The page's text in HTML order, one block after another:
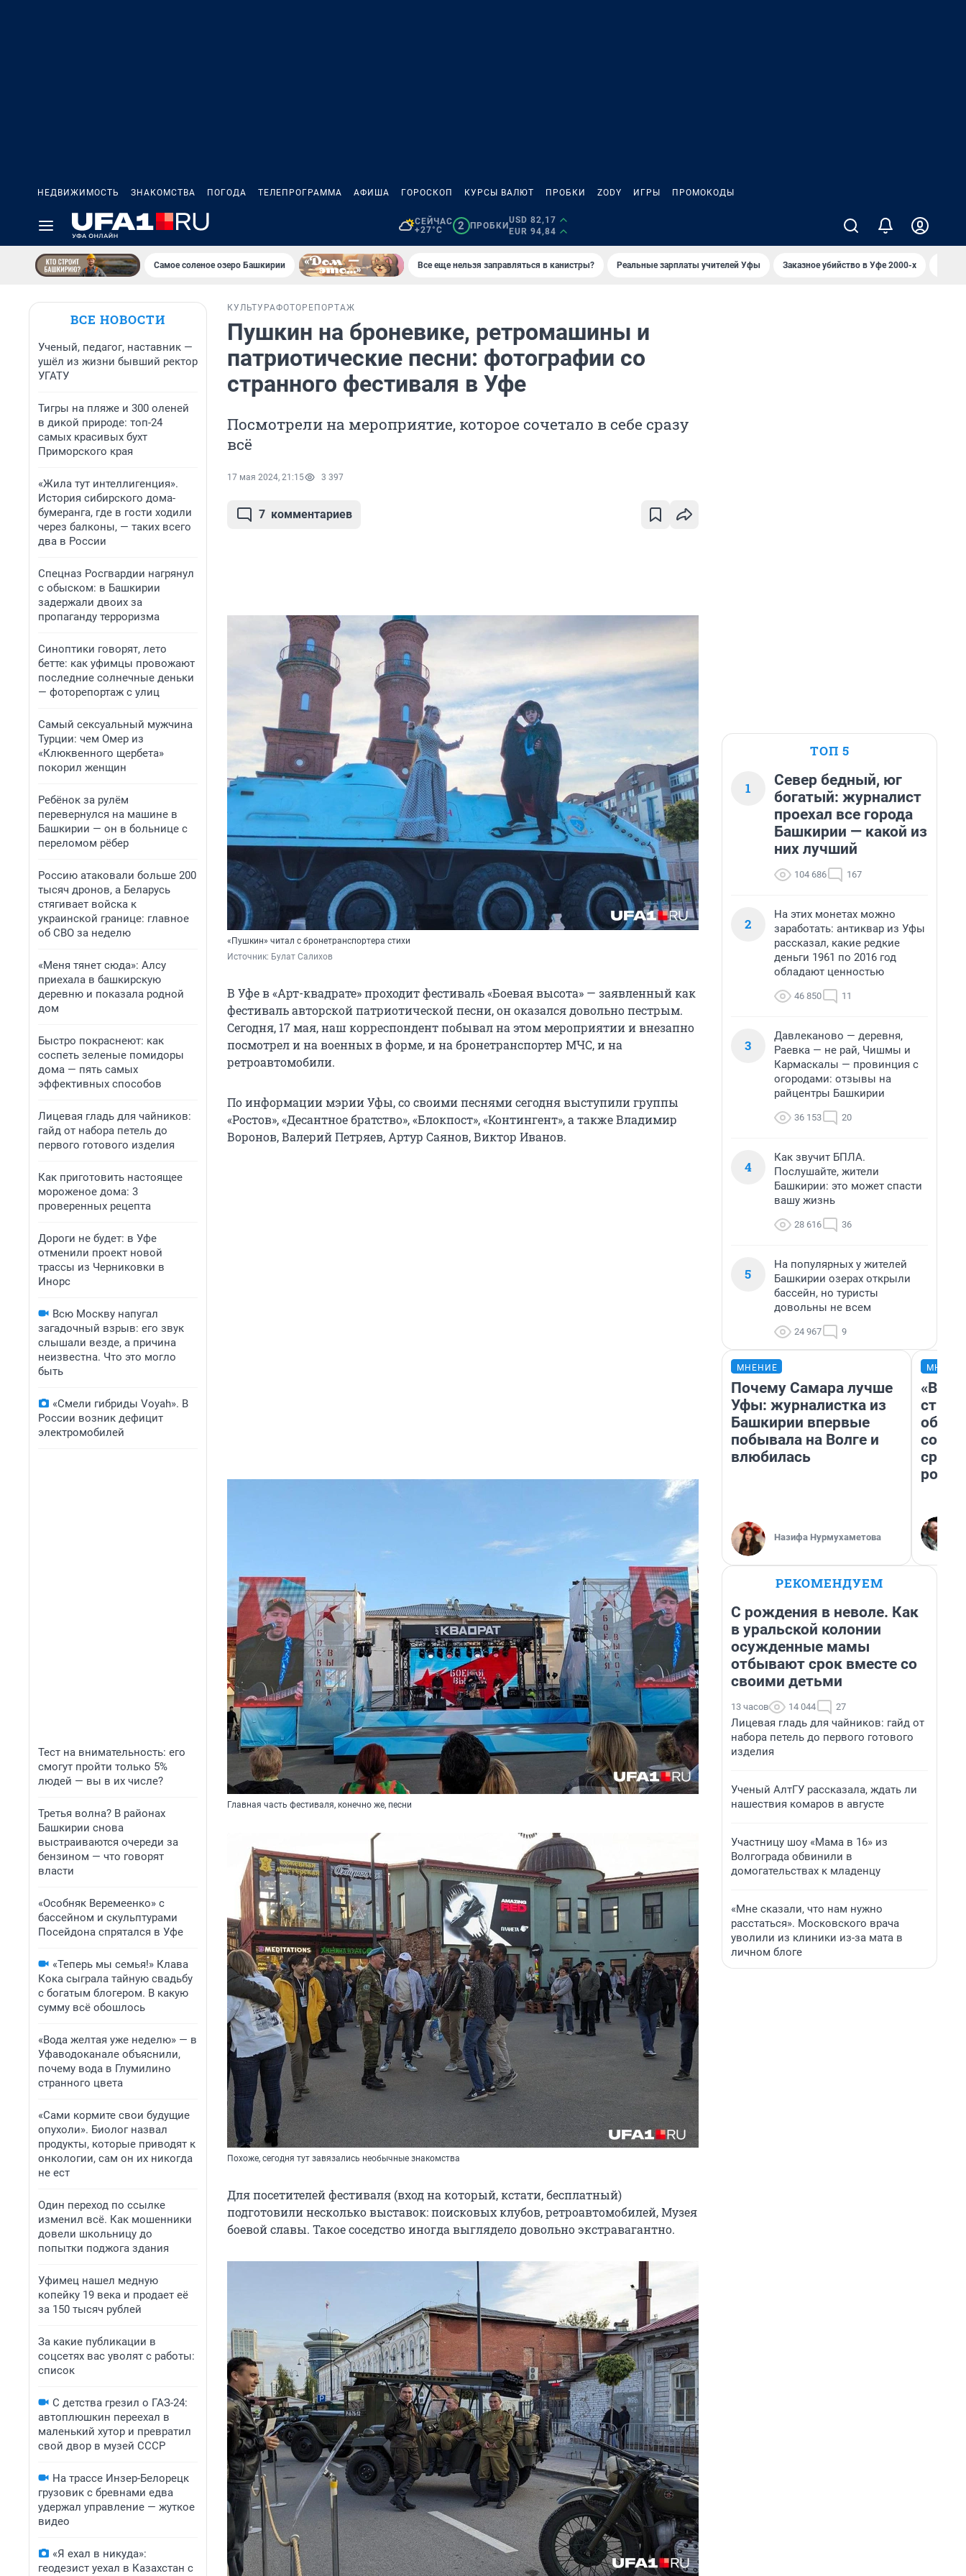
НЕДВИЖИМОСТЬ ЗНАКОМСТВА ПОГОДА ТЕЛЕПРОГРАММА АФИША ГОРОСКОП КУРСЫ ВАЛЮТ ПРОБКИ ZODY ИГРЫ ПРОМОКОДЫ
СЕЙЧАС
+27°C
2 ПРОБКИ
USD 82,17
EUR 94,84
Самое соленое озеро Башкирии Все еще нельзя заправляться в канистры? Реальные зарплаты учителей Уфы Заказное убийство в Уфе 2000-х
ВСЕ НОВОСТИ
Ученый, педагог, наставник —
ушёл из жизни бывший ректор
УГАТУ
Тигры на пляже и 300 оленей
в дикой природе: топ-24
самых красивых бухт
Приморского края
«Жила тут интеллигенция».
История сибирского дома-
бумеранга, где в гости ходили
через балконы, — таких всего
два в России
Спецназ Росгвардии нагрянул
с обыском: в Башкирии
задержали двоих за
пропаганду терроризма
Синоптики говорят, лето
бетте: как уфимцы провожают
последние солнечные деньки
— фоторепортаж с улиц
Самый сексуальный мужчина
Турции: чем Омер из
«Клюквенного щербета»
покорил женщин
Ребёнок за рулём
перевернулся на машине в
Башкирии — он в больнице с
переломом рёбер
Россию атаковали больше 200
тысяч дронов, а Беларусь
стягивает войска к
украинской границе: главное
об СВО за неделю
«Меня тянет сюда»: Алсу
приехала в башкирскую
деревню и показала родной
дом
Быстро покраснеют: как
соспеть зеленые помидоры
дома — пять самых
эффективных способов
Лицевая гладь для чайников:
гайд от набора петель до
первого готового изделия
Как приготовить настоящее
мороженое дома: 3
проверенных рецепта
Дороги не будет: в Уфе
отменили проект новой
трассы из Черниковки в
Инорс
Всю Москву напугал
загадочный взрыв: его звук
слышали везде, а причина
неизвестна. Что это могло
быть
«Смели гибриды Voyah». В
России возник дефицит
электромобилей
Тест на внимательность: его
смогут пройти только 5%
людей — вы в их числе?
Третья волна? В районах
Башкирии снова
выстраиваются очереди за
бензином — что говорят
власти
«Особняк Веремеенко» с
бассейном и скульптурами
Посейдона спрятался в Уфе
«Теперь мы семья!» Клава
Кока сыграла тайную свадьбу
с богатым блогером. В какую
сумму всё обошлось
«Вода желтая уже неделю» — в
Уфаводоканале объяснили,
почему вода в Глумилино
странного цвета
«Сами кормите свои будущие
опухоли». Биолог назвал
продукты, которые приводят к
онкологии, сам он их никогда
не ест
Один переход по ссылке
изменил всё. Как мошенники
довели школьницу до
попытки поджога здания
Уфимец нашел медную
копейку 19 века и продает её
за 150 тысяч рублей
За какие публикации в
соцсетях вас уволят с работы:
список
С детства грезил о ГАЗ-24:
автоплюшкин переехал в
маленький хутор и превратил
свой двор в музей СССР
На трассе Инзер-Белорецк
грузовик с бревнами едва
удержал управление — жуткое
видео
«Я ехал в никуда»:
геодезист уехал в Казахстан с
КУЛЬТУРАФОТОРЕПОРТАЖ
Пушкин на броневике, ретромашины и
патриотические песни: фотографии со
странного фестиваля в Уфе
Посмотрели на мероприятие, которое сочетало в себе сразу
всё
17 мая 2024, 21:15 3 397
7 комментариев
«Пушкин» читал с бронетранспортера стихи
Источник: Булат Салихов
В Уфе в «Арт-квадрате» проходит фестиваль «Боевая высота» — заявленный как
фестиваль авторской патриотической песни, он оказался довольно пестрым.
Сегодня, 17 мая, наш корреспондент побывал на этом мероприятии и внезапно
посмотрел и на военных в форме, и на бронетранспортер МЧС, и на
ретроавтомобили.
По информации мэрии Уфы, со своими песнями сегодня выступили группы
«Ростов», «Десантное братство», «Блокпост», «Контингент», а также Владимир
Воронов, Валерий Петряев, Артур Саянов, Виктор Иванов.
Главная часть фестиваля, конечно же, песни
Похоже, сегодня тут завязались необычные знакомства
Для посетителей фестиваля (вход на который, кстати, бесплатный)
подготовили несколько выставок: поисковых клубов, ретроавтомобилей, Музея
боевой славы. Такое соседство иногда выглядело довольно экстравагантно.
ТОП 5
1
Север бедный, юг
богатый: журналист
проехал все города
Башкирии — какой из
них лучший
104 686 167
2
На этих монетах можно
заработать: антиквар из Уфы
рассказал, какие редкие
деньги 1961 по 2016 год
обладают ценностью
46 850 11
3
Давлеканово — деревня,
Раевка — не рай, Чишмы и
Кармаскалы — провинция с
огородами: отзывы на
райцентры Башкирии
36 153 20
4
Как звучит БПЛА.
Послушайте, жители
Башкирии: это может спасти
вашу жизнь
28 616 36
5
На популярных у жителей
Башкирии озерах открыли
бассейн, но туристы
довольны не всем
24 967 9
МНЕНИЕ
Почему Самара лучше
Уфы: журналистка из
Башкирии впервые
побывала на Волге и
влюбилась
Назифа Нурмухаметова
«В
РЕКОМЕНДУЕМ
С рождения в неволе. Как
в уральской колонии
осужденные мамы
отбывают срок вместе со
своими детьми
13 часов 14 044 27
Лицевая гладь для чайников: гайд от
набора петель до первого готового
изделия
Ученый АлтГУ рассказала, ждать ли
нашествия комаров в августе
Участницу шоу «Мама в 16» из
Волгограда обвинили в
домогательствах к младенцу
«Мне сказали, что нам нужно
расстаться». Московского врача
уволили из клиники из-за мата в
личном блоге